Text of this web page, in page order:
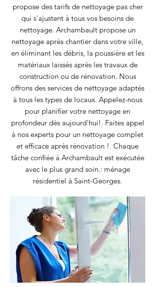
propose des tarifs de nettoyage pas cher
qui s'ajustent à tous vos besoins de
nettoyage. Archambault propose un
nettoyage après chantier dans votre ville,
en éliminant les débris, la poussière et les
matériaux laissés après les travaux de
construction ou de rénovation. Nous
offrons des services de nettoyage adaptés
à tous les types de locaux. Appelez-nous
pour planifier votre nettoyage en
profondeur dès aujourd'hui!. Faites appel
à nos experts pour un nettoyage complet
et efficace après rénovation !. Chaque
tâche confiée à Archambault est exécutée
avec le plus grand soin.: ménage
résidentiel à Saint-Georges.